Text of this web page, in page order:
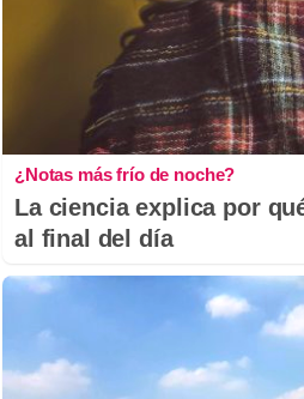
¿Notas más frío de noche?
La ciencia explica por
al final del día